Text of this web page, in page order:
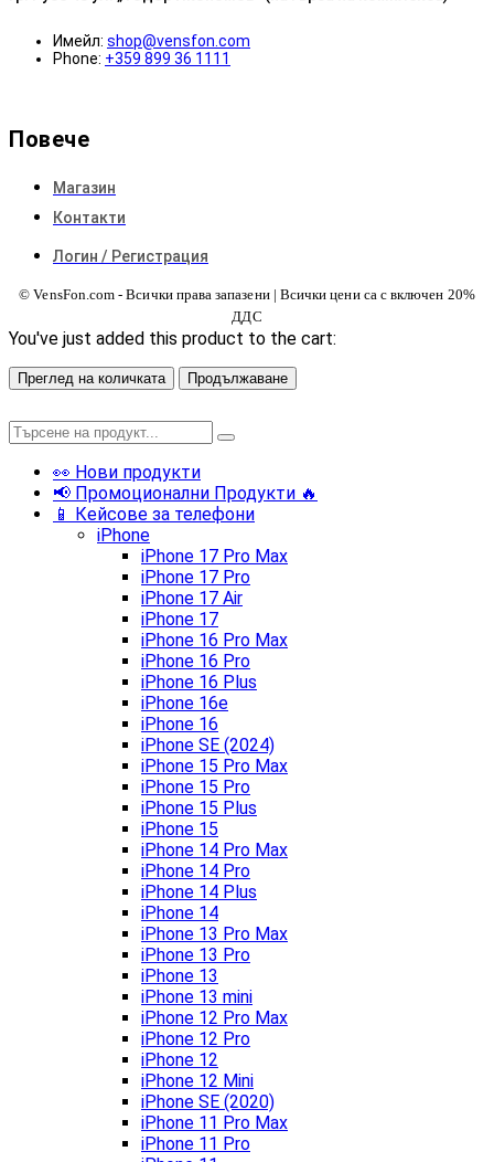
Имейл: shop@vensfon.com
Phone: +359 899 36 1111
Повече
Магазин
Контакти
Логин / Регистрация
© VensFon.com - Всички права запазени | Всички цени са с включен 20%
ДДС
You've just added this product to the cart:
Преглед на количката Продължаване
👀 Нови продукти
📢 Промоционални Продукти 🔥
📱 Кейсове за телефони
iPhone
iPhone 17 Pro Max
iPhone 17 Pro
iPhone 17 Air
iPhone 17
iPhone 16 Pro Max
iPhone 16 Pro
iPhone 16 Plus
iPhone 16e
iPhone 16
iPhone SE (2024)
iPhone 15 Pro Max
iPhone 15 Pro
iPhone 15 Plus
iPhone 15
iPhone 14 Pro Max
iPhone 14 Pro
iPhone 14 Plus
iPhone 14
iPhone 13 Pro Max
iPhone 13 Pro
iPhone 13
iPhone 13 mini
iPhone 12 Pro Max
iPhone 12 Pro
iPhone 12
iPhone 12 Mini
iPhone SE (2020)
iPhone 11 Pro Max
iPhone 11 Pro